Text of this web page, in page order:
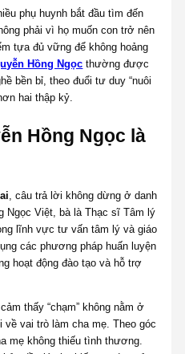
phụ huynh bắt đầu tìm đến
phải vì họ muốn con trở nên
tựa đủ vững để không hoảng
Hồng Ngọc thường được
bền bỉ, theo đuổi tư duy “nuôi
hai thập kỷ.
Hồng Ngọc là
, câu trả lời không dừng ở danh
Ngọc Việt, bà là Thạc sĩ Tâm lý
lĩnh vực tư vấn tâm lý và giáo
các phương pháp huấn luyện
hoạt động đào tạo và hỗ trợ
thấy “chạm” không nằm ở
về vai trò làm cha mẹ. Theo góc
mẹ không thiếu tình thương.